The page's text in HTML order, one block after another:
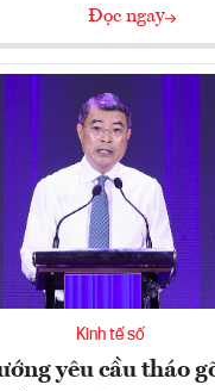
Đọc ngay
Kinh tế số
yêu cầu tháo